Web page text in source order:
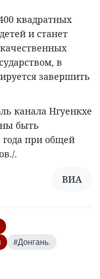
квадратных
и станет
в
завершить
канала Нгуенкхе
быть
при общей
.
ВИА
#Донгань.